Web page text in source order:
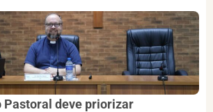
Pastoral deve priorizar